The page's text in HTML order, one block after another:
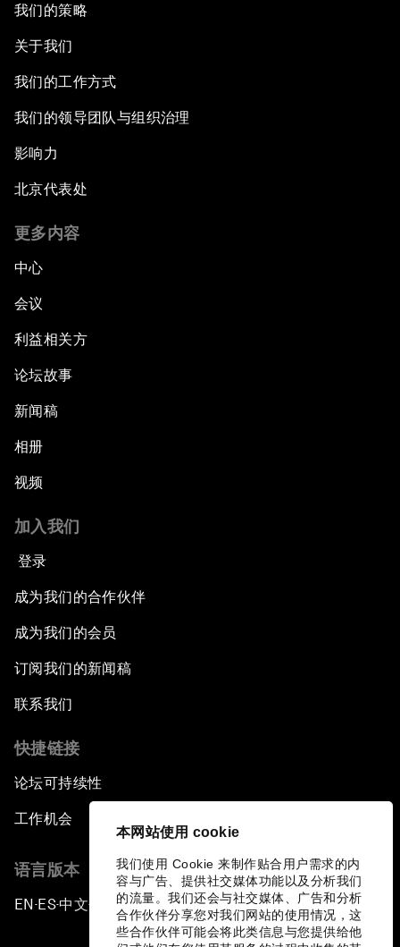
本网站使用 cookie
我们使用 Cookie 来制作贴合用户需求的内
容与广告、提供社交媒体功能以及分析我们
的流量。我们还会与社交媒体、广告和分析
合作伙伴分享您对我们网站的使用情况，这
些合作伙伴可能会将此类信息与您提供给他
我们的策略
关于我们
我们的工作方式
我们的领导团队与组织治理
影响力
北京代表处
更多内容
中心
会议
利益相关方
论坛故事
新闻稿
相册
视频
加入我们
登录
成为我们的合作伙伴
成为我们的会员
订阅我们的新闻稿
联系我们
快捷链接
论坛可持续性
工作机会
语言版本
EN ▪ES▪中文▪ 日本語